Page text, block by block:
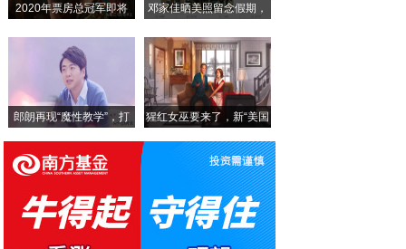
中信银行石家庄分行推出“信福充电宝”创新
2020年票房总冠军即将
邓家佳晒美照留念假期，
郎朗再现“魔性教学”，打 猩红女巫要来了，新“美国